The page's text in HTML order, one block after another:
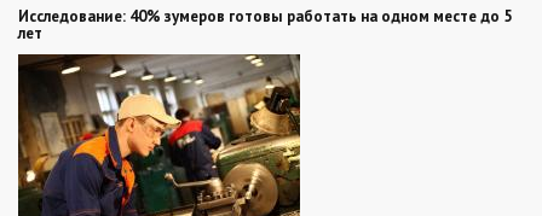
Исследование: 40% зумеров готовы работать на одном месте до 5
лет